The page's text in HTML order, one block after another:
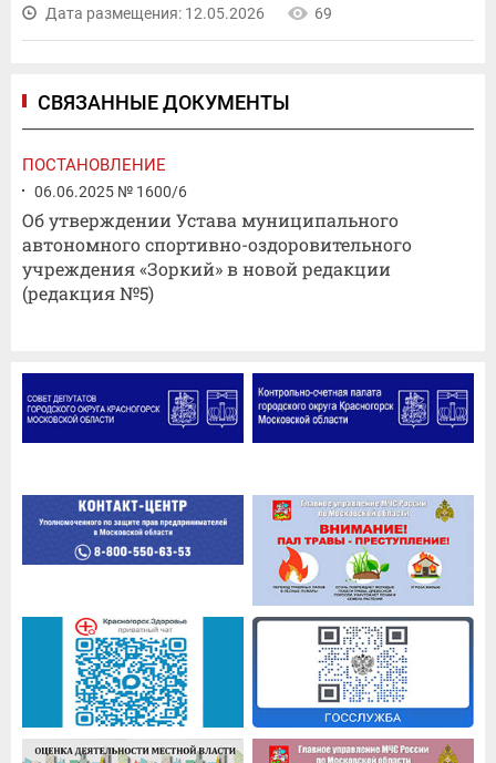
Дата размещения: 12.05.2026 69
СВЯЗАННЫЕ ДОКУМЕНТЫ
ПОСТАНОВЛЕНИЕ
06.06.2025 № 1600/6
Об утверждении Устава муниципального
автономного спортивно-оздоровительного
учреждения «Зоркий» в новой редакции
(редакция №5)